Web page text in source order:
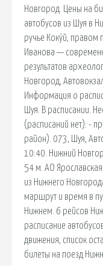
Новгород. Цены на
автобусов из Шуя в
ручье Коку́й, правом
Иванова —
результатов
Новгород,
Информация о
Шуя. В расписании.
(расписаний нет): -
район). 073, Шуя,
10:40. Нижний
54 м. АО
из Нижнего
маршрут и время в
Нижнем. 6 рейсов
расписание
движения, список
билеты на поезд